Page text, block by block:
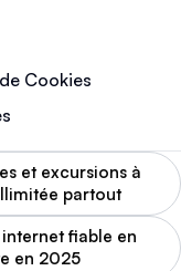
Cookies
et excursions à
partout
fiable en
en 2025